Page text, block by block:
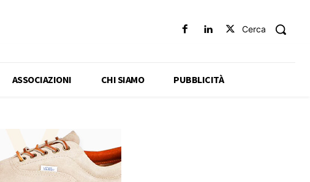
Cerca
ASSOCIAZIONI CHI SIAMO PUBBLICITÀ